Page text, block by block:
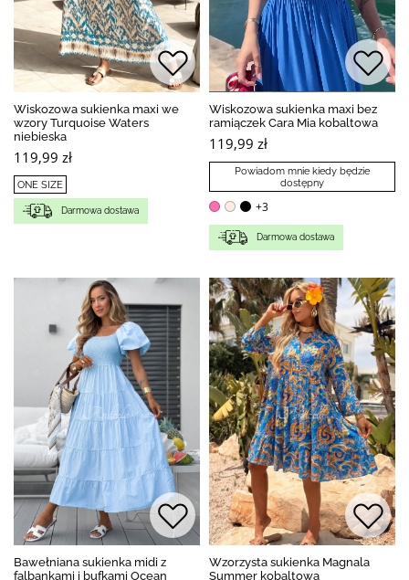
Wiskozowa sukienka maxi we
wzory Turquoise Waters
niebieska
119,99 zł
ONE SIZE
Darmowa dostawa
Wiskozowa sukienka maxi bez
ramiączek Cara Mia kobaltowa
119,99 zł
Powiadom mnie kiedy będzie
dostępny
+3
Darmowa dostawa
Bawełniana sukienka midi z
falbankami i bufkami Ocean
Wzorzysta sukienka Magnala
Summer kobaltowa